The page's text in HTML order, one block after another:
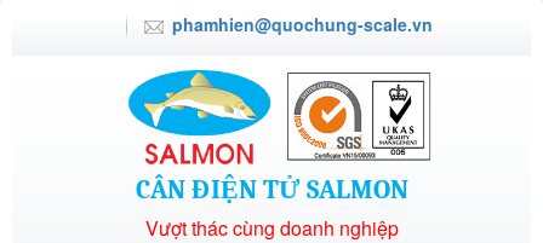
phamhien@quochung-scale.vn
CÂN ĐIỆN TỬ SALMON
Vượt thác cùng doanh nghiệp